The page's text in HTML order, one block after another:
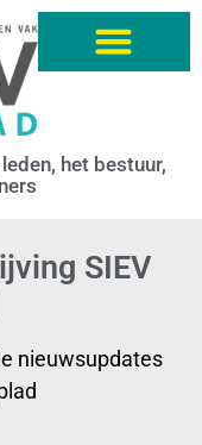
het bestuur,
SIEV
nieuwsupdates